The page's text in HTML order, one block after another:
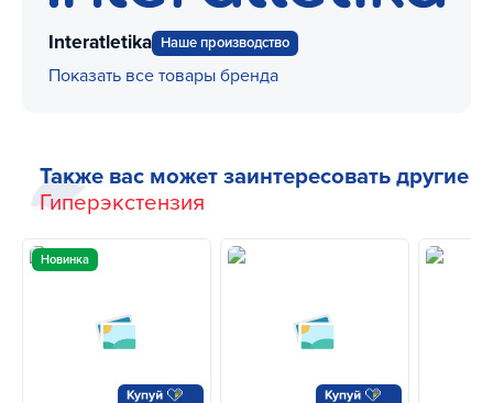
Interatletika Наше производство
Показать все товары бренда
Также вас может заинтересовать другие
Гиперэкстензия
Новинка